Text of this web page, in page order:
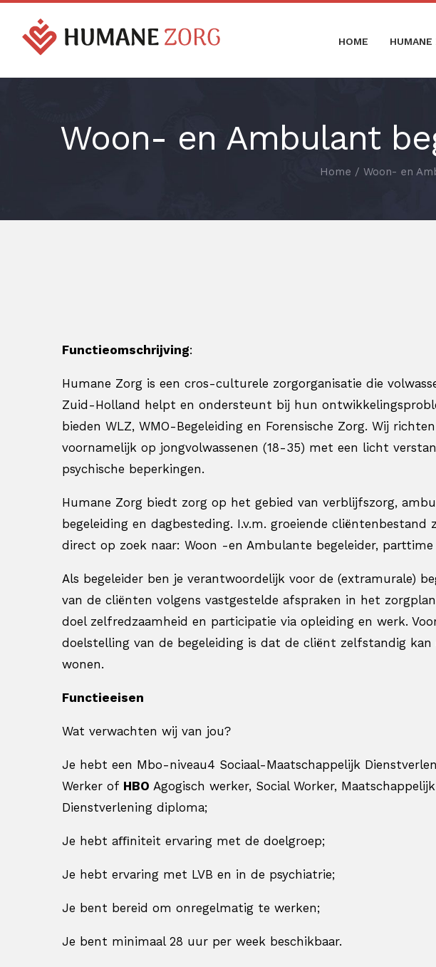
naar
inhoud
HOME HUMANE
Woon- en Ambulant
Home / Woon- en
Functieomschrijving:
Humane Zorg is een cros-culturele zorgorganisatie die
Zuid-Holland helpt en ondersteunt bij hun
bieden WLZ, WMO-Begeleiding en Forensische Zorg. Wij
voornamelijk op jongvolwassenen (18-35) met een licht
psychische beperkingen.
Humane Zorg biedt zorg op het gebied van verblijfszorg,
begeleiding en dagbesteding. I.v.m. groeiende cliëntenbestand
direct op zoek naar: Woon -en Ambulante begeleider,
Als begeleider ben je verantwoordelijk voor de (extramurale)
van de cliënten volgens vastgestelde afspraken in het
doel zelfredzaamheid en participatie via opleiding en werk.
doelstelling van de begeleiding is dat de cliënt zelfstandig
wonen.
Functieeisen
Wat verwachten wij van jou?
Je hebt een Mbo-niveau4 Sociaal-Maatschappelijk
Werker of HBO Agogisch werker, Social Worker,
Dienstverlening diploma;
Je hebt aﬃniteit ervaring met de doelgroep;
Je hebt ervaring met LVB en in de psychiatrie;
Je bent bereid om onregelmatig te werken;
Je bent minimaal 28 uur per week beschikbaar.